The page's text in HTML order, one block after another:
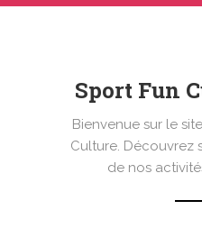
Sport Fun
Bienvenue sur le
Culture. Découvrez
de nos